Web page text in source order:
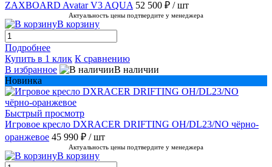
ZAXBOARD Avatar V3 AQUA 52 500 ₽ / шт
Актуальность цены подтвердите у менеджера
В корзину
Подробнее
Купить в 1 клик К сравнению
В избранное
В наличии
Новинка
Быстрый просмотр
Игровое кресло DXRACER DRIFTING OH/DL23/NO чёрно-
оранжевое 45 990 ₽ / шт
Актуальность цены подтвердите у менеджера
В корзину